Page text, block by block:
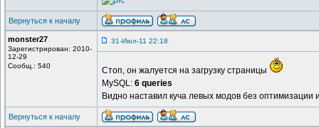
Вернуться к началу
monster27
Зарегистрирован: 2010-
12-29
Сообщ.: 540
31-Июл-11 22:18
Стоп, он жалуется на загрузку страницы
MySQL: 6 queries
Видно наставил куча левых модов без
Вернуться к началу